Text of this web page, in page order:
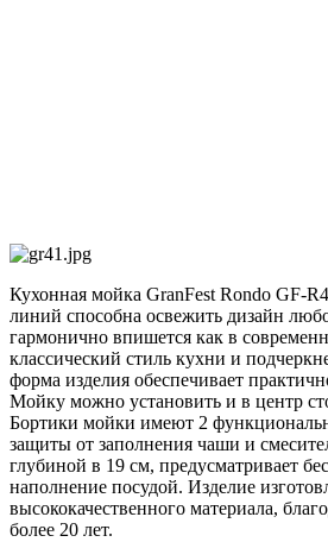
Кухонная мойка GranFest Rondo GF-
линий способна освежить дизайн
гармонично впишется как в
классический стиль кухни и
форма изделия обеспечивает
Мойку можно установить и в центр
Бортики мойки имеют 2
защиты от заполнения чаши и
глубиной в 19 см, предусматривает
наполнение посудой. Изделие
высококачественного материала,
более 20 лет.